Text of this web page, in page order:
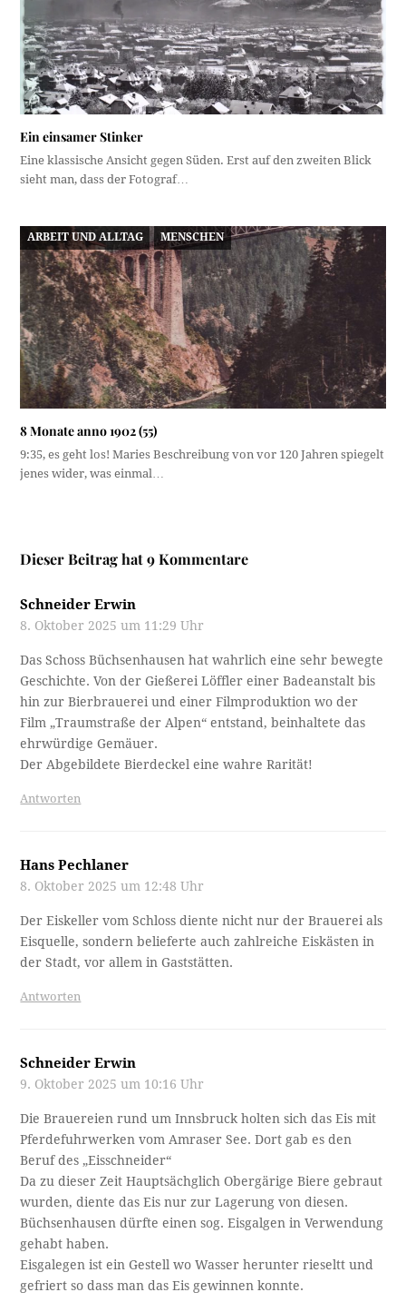
Ein einsamer Stinker
Eine klassische Ansicht gegen Süden. Erst auf den zweiten Blick
sieht man, dass der Fotograf…
ARBEIT UND ALLTAG MENSCHEN
8 Monate anno 1902 (55)
9:35, es geht los! Maries Beschreibung von vor 120 Jahren spiegelt
jenes wider, was einmal…
Dieser Beitrag hat 9 Kommentare
Schneider Erwin
8. Oktober 2025 um 11:29 Uhr
Das Schoss Büchsenhausen hat wahrlich eine sehr bewegte
Geschichte. Von der Gießerei Löffler einer Badeanstalt bis
hin zur Bierbrauerei und einer Filmproduktion wo der
Film „Traumstraße der Alpen“ entstand, beinhaltete das
ehrwürdige Gemäuer.
Der Abgebildete Bierdeckel eine wahre Rarität!
Antworten
Hans Pechlaner
8. Oktober 2025 um 12:48 Uhr
Der Eiskeller vom Schloss diente nicht nur der Brauerei als
Eisquelle, sondern belieferte auch zahlreiche Eiskästen in
der Stadt, vor allem in Gaststätten.
Antworten
Schneider Erwin
9. Oktober 2025 um 10:16 Uhr
Die Brauereien rund um Innsbruck holten sich das Eis mit
Pferdefuhrwerken vom Amraser See. Dort gab es den
Beruf des „Eisschneider“
Da zu dieser Zeit Hauptsächglich Obergärige Biere gebraut
wurden, diente das Eis nur zur Lagerung von diesen.
Büchsenhausen dürfte einen sog. Eisgalgen in Verwendung
gehabt haben.
Eisgalegen ist ein Gestell wo Wasser herunter rieseltt und
gefriert so dass man das Eis gewinnen konnte.